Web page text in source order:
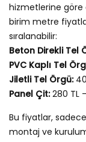
hizmetlerine göre
birim metre
sıralanabilir:
Beton Direkli Tel
PVC Kaplı Tel
Jiletli Tel Örgü:
Panel Çit:280 TL
Bu fiyatlar,
montaj ve